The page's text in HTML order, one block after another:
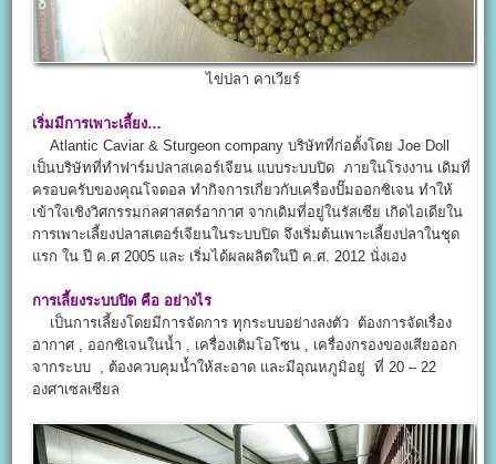
ไข่ปลา คาเวียร์
เริ่มมีการเพาะเลี้ยง…
Atlantic Caviar & Sturgeon company บริษัทที่ก่อตั้งโดย Joe Doll
เป็นบริษัทที่ทำฟาร์มปลาสเคอร์เจียน แบบระบบปิด ภายในโรงงาน เดิมที่
ครอบครับของคุณโจดอล ทำกิจการเกี่ยวกับเครื่องปั๊มออกซิเจน ทำให้
เข้าใจเชิงวิศกรรมกลศาสตร์อากาศ จากเดิมที่อยู่ในรัสเซีย เกิดไอเดียใน
การเพาะเลี้ยงปลาสเตอร์เจียนในระบบปิด จึงเริ่มต้นเพาะเลี้ยงปลาในชุด
แรก ใน ปี ค.ศ 2005 และ เริ่มได้ผลผลิตในปี ค.ศ. 2012 นั่งเอง
การเลี้ยงระบบปิด คือ อย่างไร
เป็นการเลี้ยงโดยมีการจัดการ ทุกระบบอย่างลงตัว ต้องการจัดเรื่อง
อากาศ , ออกซิเจนในน้ำ , เครื่องเติมโอโซน , เครื่องกรองของเสียออก
จากระบบ , ต้องควบคุมน้ำให้สะอาด และมีอุณหภูมิอยู่ ที่ 20 – 22
องศาเซลเซียล